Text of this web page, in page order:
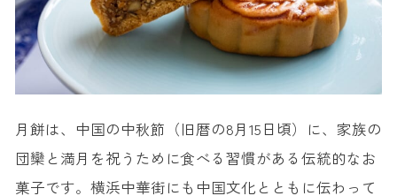
月餅は、中国の中秋節（旧暦の8月15日頃）に、家族の
団欒と満月を祝うために食べる習慣がある伝統的なお
菓子です。横浜中華街にも中国文化とともに伝わって